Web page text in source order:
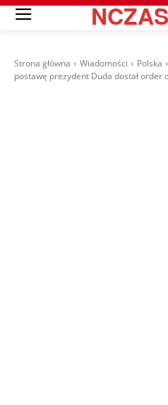
Strona główna Wiadomości Polska
postawę prezydent Duda dostał order